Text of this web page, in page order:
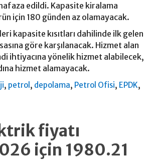
edildi. Kapasite kiralama
için 180 günden az olamayacak.
kapasite kısıtları dahilinde ilk gelen
göre karşılanacak. Hizmet alan
ihtiyacına yönelik hizmet alabilecek,
hizmet alamayacak.
, petrol , depolama, Petrol Ofisi, EPDK,
fiyatı
için 1980.21